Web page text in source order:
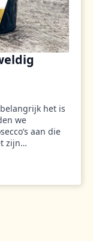
het is
we
aan die
zijn…